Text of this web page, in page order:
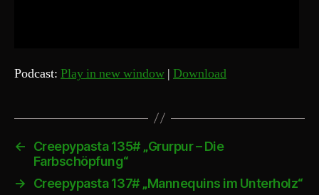
Podcast: Play in new window | Download
←
Creepypasta 135# „Grurpur – Die
Farbschöpfung“
→
Creepypasta 137# „Mannequins im Unterholz“